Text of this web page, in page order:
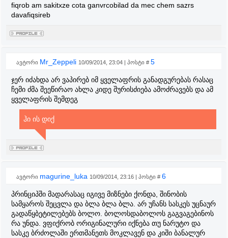
fiqrob am sakitxze cota ganvrcobilad da mec chem sazrs
davafiqsireb
ავტორი Mr_Zeppeli 10/09/2014, 23:04 | პოსტი # 5
ჯერ იძახდა არ ვაპირებ იმ ყველაფრის განადგურებას რასაც
ჩემი ძმა შეეწირაო ახლა კიდე შურისძიება ამოძრავებს და ამ
ყველაფრის შემდეგ
ჰი ის დიქ
ავტორი magurine_luka 10/09/2014, 23:16 | პოსტი # 6
პრინციპში მადარასაც იგივე მიზნები ქონდა, შინობის
სამყაროს შეცვლა და ბლა ბლა ბლა. არ უჩანს სასკეს უცნაურ
გადაწყბეტილებებს ბოლო. ბოლოსდაბოლოს გაგვაგებინოს
რა უნდა. ვფიქრობ ორიგინალური იქნება თუ ნარუტო და
სასკე ბრძოლაში ერთმანეთს მოკლავენ და კიში ბანალურ